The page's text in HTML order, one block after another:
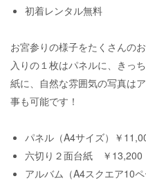
初着レンタル無料
お宮参りの様子をたくさんの
入りの１枚はパネルに、きっ
紙に、自然な雰囲気の写真は
事も可能です！
パネル（A4サイズ）￥
六切り２面台紙 ￥13,200
アルバム（A4スクエア10